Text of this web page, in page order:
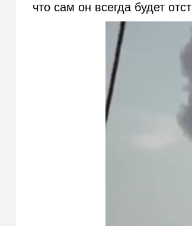
что сам он всегда будет